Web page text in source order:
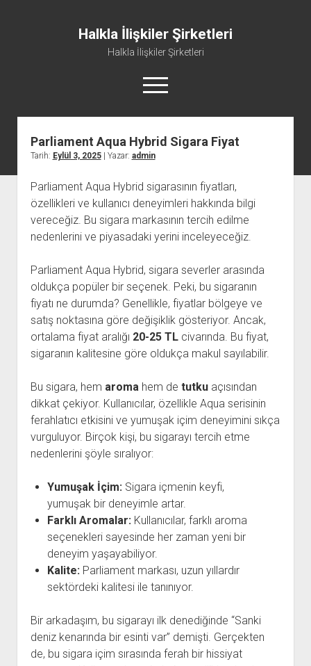
Halkla İlişkiler Şirketleri
Halkla İlişkiler Şirketleri
menüyü
aç
Parliament Aqua Hybrid Sigara Fiyat
Tarih: Eylül 3, 2025| Yazar: admin
Parliament Aqua Hybrid sigarasının fiyatları,
özellikleri ve kullanıcı deneyimleri hakkında bilgi
vereceğiz. Bu sigara markasının tercih edilme
nedenlerini ve piyasadaki yerini inceleyeceğiz.
Parliament Aqua Hybrid, sigara severler arasında
oldukça popüler bir seçenek. Peki, bu sigaranın
fiyatı ne durumda? Genellikle, fiyatlar bölgeye ve
satış noktasına göre değişiklik gösteriyor. Ancak,
ortalama fiyat aralığı 20-25 TLcivarında. Bu fiyat,
sigaranın kalitesine göre oldukça makul sayılabilir.
Bu sigara, hem aromahem de tutkuaçısından
dikkat çekiyor. Kullanıcılar, özellikle Aqua serisinin
ferahlatıcı etkisini ve yumuşak içim deneyimini sıkça
vurguluyor. Birçok kişi, bu sigarayı tercih etme
nedenlerini şöyle sıralıyor:
Yumuşak İçim:Sigara içmenin keyfi,
yumuşak bir deneyimle artar.
Farklı Aromalar:Kullanıcılar, farklı aroma
seçenekleri sayesinde her zaman yeni bir
deneyim yaşayabiliyor.
Kalite:Parliament markası, uzun yıllardır
sektördeki kalitesi ile tanınıyor.
Bir arkadaşım, bu sigarayı ilk denediğinde “Sanki
deniz kenarında bir esinti var” demişti. Gerçekten
de, bu sigara içim sırasında ferah bir hissiyat